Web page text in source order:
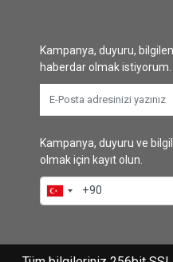
Kampanya, duyuru,
haberdar olmak istiyorum.
Kampanya, duyuru ve
olmak için kayıt olun.